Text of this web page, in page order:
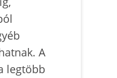
A
legtöbb